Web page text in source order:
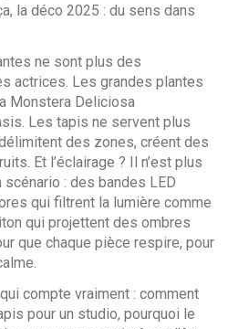
la déco 2025 : du sens dans
ne sont plus des
actrices. Les grandes plantes
Monstera Deliciosa
Les tapis ne servent plus
des zones, créent des
Et l’éclairage ? Il n’est plus
scénario : des bandes LED
qui filtrent la lumière comme
qui projettent des ombres
que chaque pièce respire, pour
compte vraiment : comment
pour un studio, pourquoi le